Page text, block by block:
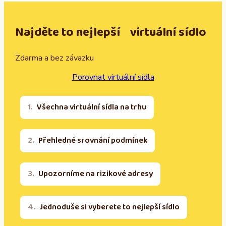
Najděte to nejlepší virtuální sídlo
Zdarma a bez závazku
Porovnat virtuální sídla
Všechna virtuální sídla na trhu
Přehledné srovnání podmínek
Upozorníme na rizikové adresy
Jednoduše si vyberete to nejlepší sídlo